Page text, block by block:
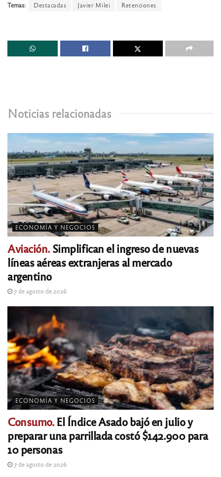
Temas: Destacadas Javier Milei Retenciones
Noticias relacionadas
ECONOMÍA Y NEGOCIOS
Aviación. Simplifican el ingreso de nuevas
líneas aéreas extranjeras al mercado
argentino
7 de agosto de 2026
ECONOMÍA Y NEGOCIOS
Consumo.El Índice Asado bajó en julio y
preparar una parrillada costó $142.900 para
10 personas
7 de agosto de 2026